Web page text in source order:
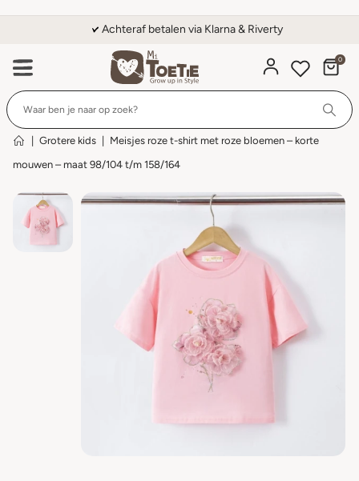
Achteraf betalen via Klarna & Riverty
0
Grotere kids
Meisjes roze t-shirt met roze bloemen – korte
mouwen – maat 98/104 t/m 158/164